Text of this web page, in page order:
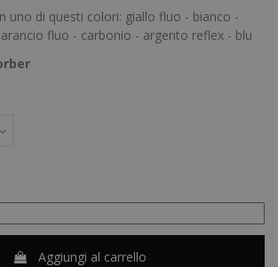
uno di questi colori: giallo fluo - bianco -
fluo - carbonio - argento reflex - blu
Aggiungi al carrello